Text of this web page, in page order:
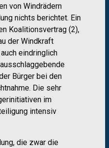
von Windrädern
nichts berichtet. Ein
Koalitionsvertrag (2),
der Windkraft
eindringlich
Bürger bei den
Die sehr
im
intensiv
die zwar die